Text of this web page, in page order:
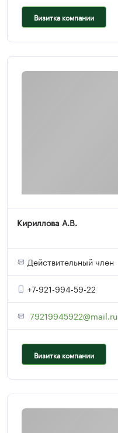
Визитка компании
Кириллова А.В.
Действительный член
+7-921-994-59-22
79219945922@mail.ru
Визитка компании